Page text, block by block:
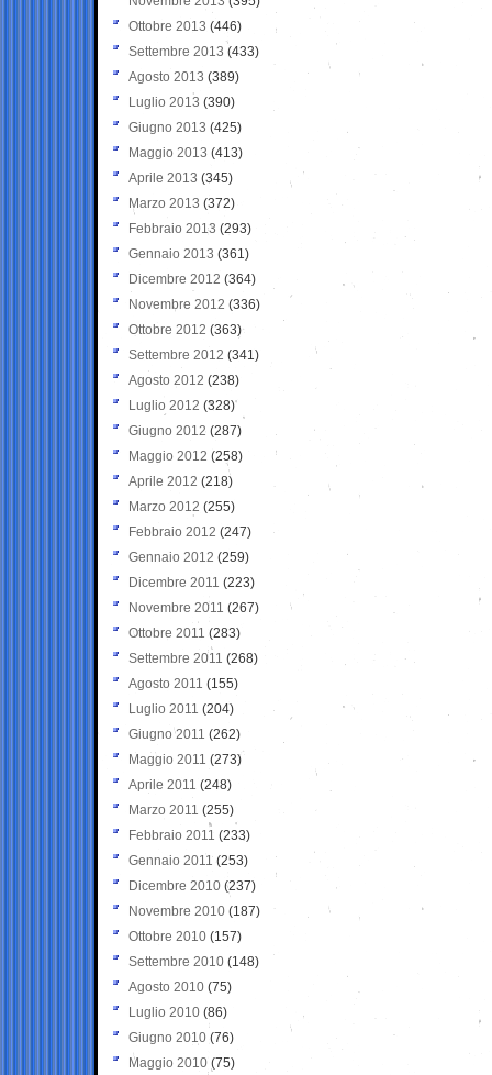
Ottobre 2013 (446)
Settembre 2013 (433)
Agosto 2013 (389)
Luglio 2013 (390)
Giugno 2013 (425)
Maggio 2013 (413)
Aprile 2013 (345)
Marzo 2013 (372)
Febbraio 2013 (293)
Gennaio 2013 (361)
Dicembre 2012 (364)
Novembre 2012 (336)
Ottobre 2012 (363)
Settembre 2012 (341)
Agosto 2012 (238)
Luglio 2012 (328)
Giugno 2012 (287)
Maggio 2012 (258)
Aprile 2012 (218)
Marzo 2012 (255)
Febbraio 2012 (247)
Gennaio 2012 (259)
Dicembre 2011 (223)
Novembre 2011 (267)
Ottobre 2011 (283)
Settembre 2011 (268)
Agosto 2011 (155)
Luglio 2011 (204)
Giugno 2011 (262)
Maggio 2011 (273)
Aprile 2011 (248)
Marzo 2011 (255)
Febbraio 2011 (233)
Gennaio 2011 (253)
Dicembre 2010 (237)
Novembre 2010 (187)
Ottobre 2010 (157)
Settembre 2010 (148)
Agosto 2010 (75)
Luglio 2010 (86)
Giugno 2010 (76)
Maggio 2010 (75)